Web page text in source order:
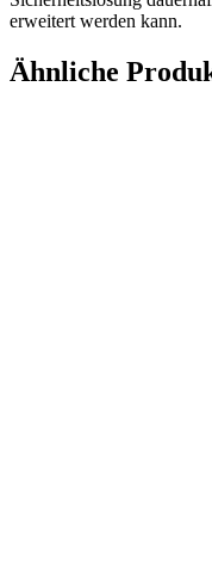
erweitert werden kann.
Ähnliche